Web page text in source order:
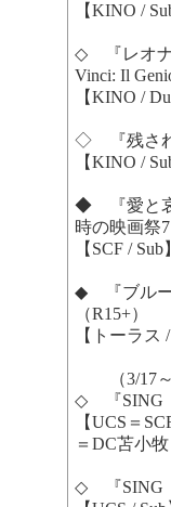
【KINO /
◇ 『レオナ
Vinci: Il
【KINO /
◇ 『残され
【KINO /
◆ 『愛と哀
時の映画祭
【SCF / Sub
◆ 『ブルー
（R15+）
【トーラス
（3/17
◇ 『SING
【UCS＝
＝DC苫小
◇ 『SING